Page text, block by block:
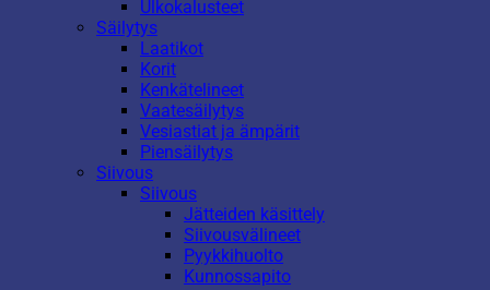
Ulkokalusteet
Säilytys
Laatikot
Korit
Kenkätelineet
Vaatesäilytys
Vesiastiat ja ämpärit
Piensäilytys
Siivous
Siivous
Jätteiden käsittely
Siivousvälineet
Pyykkihuolto
Kunnossapito